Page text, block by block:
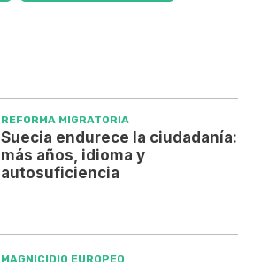
REFORMA MIGRATORIA
Suecia endurece la ciudadanía:
más años, idioma y
autosuficiencia
MAGNICIDIO EUROPEO